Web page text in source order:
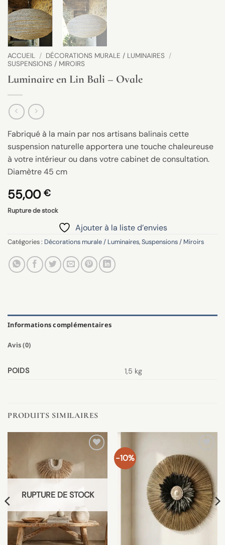
ACCUEIL / DÉCORATIONS MURALE / LUMINAIRES /
SUSPENSIONS / MIROIRS
Luminaire en Lin Bali – Ovale
Fabriqué à la main par nos artisans balinais cette
suspension naturelle apportera une touche chaleureuse
à votre intérieur ou dans votre cabinet de consultation.
Diamètre 45 cm
55,00 €
Rupture de stock
Ajouter à la liste d’envies
Catégories : Décorations murale / Luminaires,Suspensions / Miroirs
Informations complémentaires
Avis (0)
POIDS 1,5 kg
PRODUITS SIMILAIRES
à la liste
RUPTURE DE STOCK
-10%
Ajouter
à la liste
d’envies